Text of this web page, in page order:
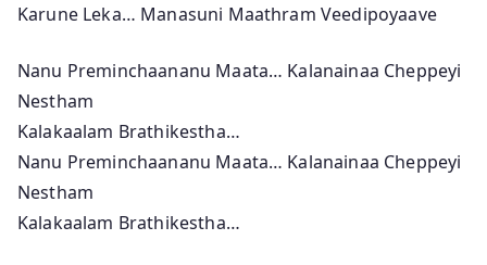
Karune Leka… Manasuni Maathram Veedipoyaave
Nanu Preminchaananu Maata… Kalanainaa Cheppeyi
Nestham
Kalakaalam Brathikestha…
Nanu Preminchaananu Maata… Kalanainaa Cheppeyi
Nestham
Kalakaalam Brathikestha…